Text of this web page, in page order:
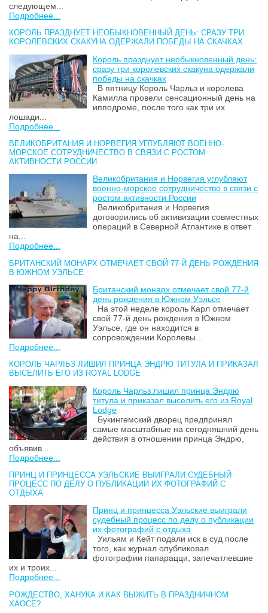
следующем...
Подробнее...
КОРОЛЬ ПРАЗДНУЕТ НЕОБЫКНОВЕННЫЙ ДЕНЬ: СРАЗУ ТРИ
КОРОЛЕВСКИХ СКАКУНА ОДЕРЖАЛИ ПОБЕДЫ НА СКАЧКАХ
Король празднует необыкновенный день:
сразу три королевских скакуна одержали
победы на скачках
В пятницу Король Чарльз и королева
Камилла провели сенсационный день на
ипподроме, после того как три их
лошади...
Подробнее...
ВЕЛИКОБРИТАНИЯ И НОРВЕГИЯ УГЛУБЛЯЮТ ВОЕННО-
МОРСКОЕ СОТРУДНИЧЕСТВО В СВЯЗИ С РОСТОМ
АКТИВНОСТИ РОССИИ
Великобритания и Норвегия углубляют
военно-морское сотрудничество в связи с
ростом активности России
Великобритания и Норвегия
договорились об активизации совместных
операций в Северной Атлантике в ответ
на...
Подробнее...
БРИТАНСКИЙ МОНАРХ ОТМЕЧАЕТ СВОЙ 77-Й ДЕНЬ РОЖДЕНИЯ
В ЮЖНОМ УЭЛЬСЕ
Британский монарх отмечает свой 77-й
день рождения в Южном Уэльсе
На этой неделе король Карл отмечает
свой 77-й день рождения в Южном
Уэльсе, где он находится в
сопровождении Королевы...
Подробнее...
КОРОЛЬ ЧАРЛЬЗ ЛИШИЛ ПРИНЦА ЭНДРЮ ТИТУЛА И ПРИКАЗАЛ
ВЫСЕЛИТЬ ЕГО ИЗ ROYAL LODGE
Король Чарльз лишил принца Эндрю
титула и приказал выселить его из Royal
Lodge
Букингемский дворец предпринял
самые масштабные на сегодняшний день
действия в отношении принца Эндрю,
объявив...
Подробнее...
ПРИНЦ И ПРИНЦЕССА УЭЛЬСКИЕ ВЫИГРАЛИ СУДЕБНЫЙ
ПРОЦЕСС ПО ДЕЛУ О ПУБЛИКАЦИИ ИХ ФОТОГРАФИЙ С
ОТДЫХА
Принц и принцесса Уэльские выиграли
судебный процесс по делу о публикации
их фотографий с отдыха
Уильям и Кейт подали иск в суд после
того, как журнал опубликовал
фотографии папарацци, запечатлевшие
их и троих...
Подробнее...
РОЖДЕСТВО, ХАНУКА И КАК ВЫЖИТЬ В ПРАЗДНИЧНОМ
ХАОСЕ?